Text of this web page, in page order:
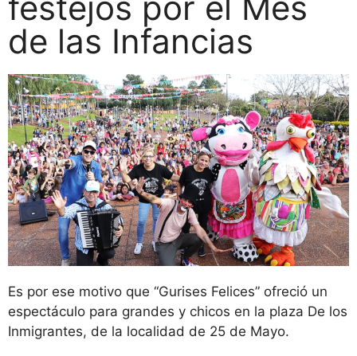
de las Infancias
Es por ese motivo que “Gurises Felices” ofreció un
espectáculo para grandes y chicos en la plaza De los
Inmigrantes, de la localidad de 25 de Mayo.